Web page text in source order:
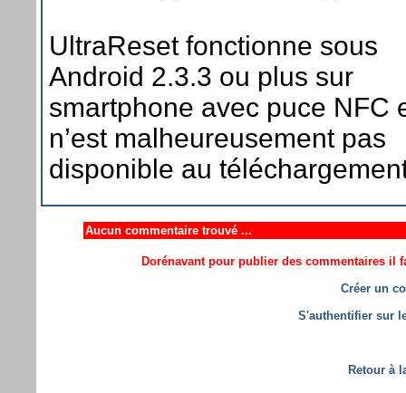
UltraReset fonctionne sous
Android 2.3.3 ou plus sur
smartphone avec puce NFC
n’est malheureusement pas
disponible au
Aucun commentaire trouvé ...
Dorénavant pour publier des commentaires il
Créer un
S'authentifier sur
Retour à